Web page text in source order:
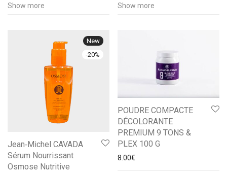
Show more Show more
New
-20%
Jean‑Michel CAVADA
Sérum Nourrissant
Osmose Nutritive
POUDRE COMPACTE
DÉCOLORANTE
PREMIUM 9 TONS &
PLEX 100 G
8.00€